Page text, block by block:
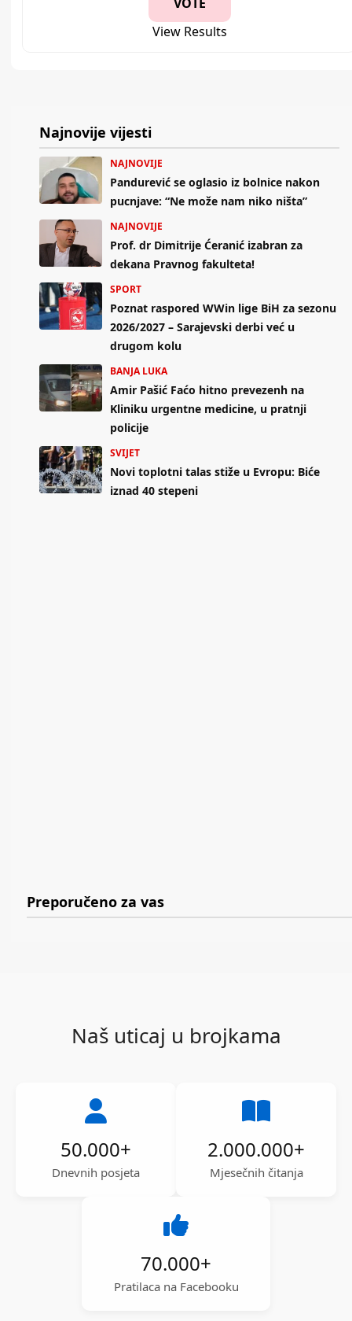
View Results
Najnovije vijesti
NAJNOVIJE
Pandurević se oglasio iz bolnice nakon
pucnjave: “Ne može nam niko ništa”
NAJNOVIJE
Prof. dr Dimitrije Ćeranić izabran za
dekana Pravnog fakulteta!
SPORT
Poznat raspored WWin lige BiH za sezonu
2026/2027 – Sarajevski derbi već u
drugom kolu
BANJA LUKA
Amir Pašić Faćo hitno prevezenh na
Kliniku urgentne medicine, u pratnji
policije
SVIJET
Novi toplotni talas stiže u Evropu: Biće
iznad 40 stepeni
Preporučeno za vas
Naš uticaj u brojkama
50.000+
Dnevnih posjeta
2.000.000+
Mjesečnih čitanja
70.000+
Pratilaca na Facebooku